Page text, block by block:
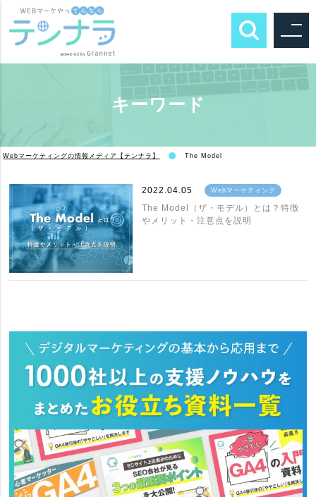
キーワード
Webマーケティングの情報メディア【テンナラ】 The Model
2022.04.05 Webマーケティング
The Model（ザ・モデル）とは？特徴
やメリット・注意点を説明